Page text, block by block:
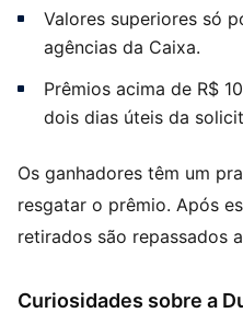
Valores superiores só
agências da Caixa.
Prêmios acima de R$
dois dias úteis da
Os ganhadores têm um
resgatar o prêmio. Após
retirados são repassados
Curiosidades sobre a